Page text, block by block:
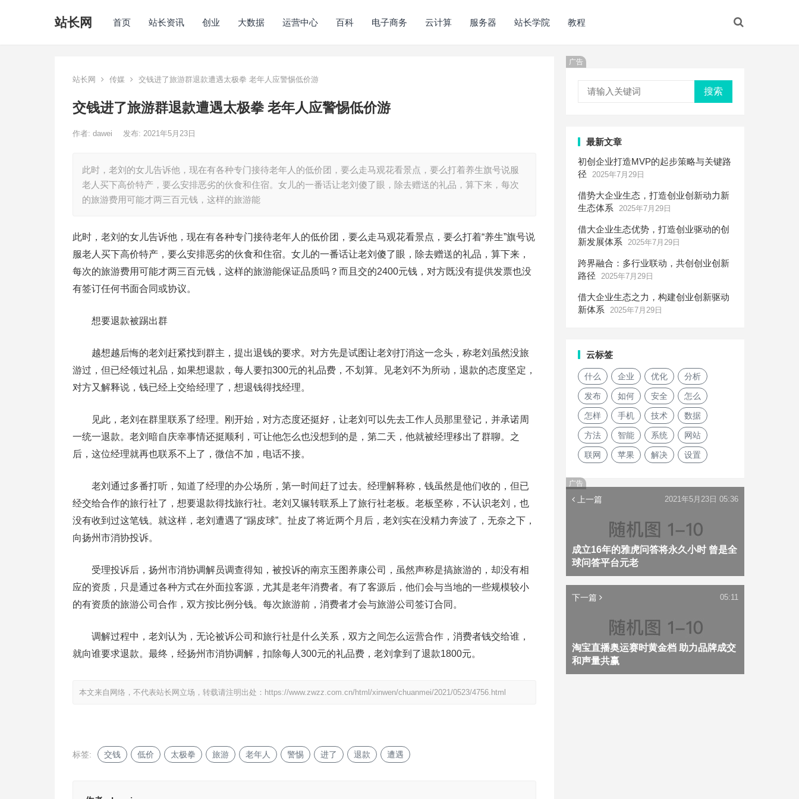
站长网 首页 站长资讯 创业 大数据 运营中心 百科 电子商务 云计算 服务器 站长学院 教程
站长网 传媒 交钱进了旅游群退款遭遇太极拳 老年人应警惕低价游
交钱进了旅游群退款遭遇太极拳 老年人应警惕低价游
作者: dawei 发布: 2021年5月23日
此时，老刘的女儿告诉他，现在有各种专门接待老年人的低价团，要么走马观花看景点，要么打着养生旗号说服
老人买下高价特产，要么安排恶劣的伙食和住宿。女儿的一番话让老刘傻了眼，除去赠送的礼品，算下来，每次
的旅游费用可能才两三百元钱，这样的旅游能
此时，老刘的女儿告诉他，现在有各种专门接待老年人的低价团，要么走马观花看景点，要么打着“养生”旗号说
服老人买下高价特产，要么安排恶劣的伙食和住宿。女儿的一番话让老刘傻了眼，除去赠送的礼品，算下来，
每次的旅游费用可能才两三百元钱，这样的旅游能保证品质吗？而且交的2400元钱，对方既没有提供发票也没
有签订任何书面合同或协议。
想要退款被踢出群
越想越后悔的老刘赶紧找到群主，提出退钱的要求。对方先是试图让老刘打消这一念头，称老刘虽然没旅
游过，但已经领过礼品，如果想退款，每人要扣300元的礼品费，不划算。见老刘不为所动，退款的态度坚定，
对方又解释说，钱已经上交给经理了，想退钱得找经理。
见此，老刘在群里联系了经理。刚开始，对方态度还挺好，让老刘可以先去工作人员那里登记，并承诺周
一统一退款。老刘暗自庆幸事情还挺顺利，可让他怎么也没想到的是，第二天，他就被经理移出了群聊。之
后，这位经理就再也联系不上了，微信不加，电话不接。
老刘通过多番打听，知道了经理的办公场所，第一时间赶了过去。经理解释称，钱虽然是他们收的，但已
经交给合作的旅行社了，想要退款得找旅行社。老刘又辗转联系上了旅行社老板。老板坚称，不认识老刘，也
没有收到过这笔钱。就这样，老刘遭遇了“踢皮球”。扯皮了将近两个月后，老刘实在没精力奔波了，无奈之下，
向扬州市消协投诉。
受理投诉后，扬州市消协调解员调查得知，被投诉的南京玉图养康公司，虽然声称是搞旅游的，却没有相
应的资质，只是通过各种方式在外面拉客源，尤其是老年消费者。有了客源后，他们会与当地的一些规模较小
的有资质的旅游公司合作，双方按比例分钱。每次旅游前，消费者才会与旅游公司签订合同。
调解过程中，老刘认为，无论被诉公司和旅行社是什么关系，双方之间怎么运营合作，消费者钱交给谁，
就向谁要求退款。最终，经扬州市消协调解，扣除每人300元的礼品费，老刘拿到了退款1800元。
本文来自网络，不代表站长网立场，转载请注明出处： https://www.zwzz.com.cn/html/xinwen/chuanmei/2021/0523/4756.html
标签: 交钱 低价 太极拳 旅游 老年人 警惕 进了 退款 遭遇
广告
搜索
最新文章
初创企业打造MVP的起步策略与关键路
径
2025年7月29日
借势大企业生态，打造创业创新动力新
生态体系
2025年7月29日
借大企业生态优势，打造创业驱动的创
新发展体系
2025年7月29日
跨界融合：多行业联动，共创创业创新
路径
2025年7月29日
借大企业生态之力，构建创业创新驱动
新体系
2025年7月29日
云标签
什么 企业 优化 分析
发布 如何 安全 怎么
怎样 手机 技术 数据
方法 智能 系统 网站
联网 苹果 解决 设置
广告
上一篇
成立16年的雅虎问答将永久小时 曾是全
球问答平台元老
2021年5月23日 05:36
下一篇
淘宝直播奥运赛时黄金档 助力品牌成交
和声量共赢
05:11